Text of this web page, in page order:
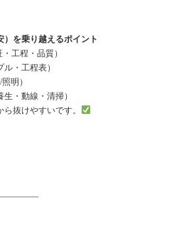
を乗り越えるポイント
工程・品質）
・工程表）
明）
・動線・清掃）
抜けやすいです。